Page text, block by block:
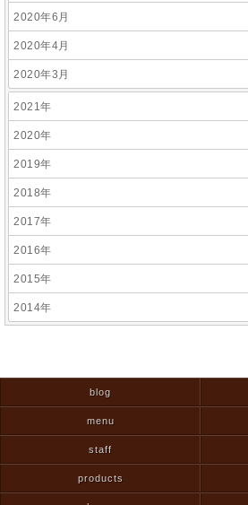
2020年6月
2020年4月
2020年3月
2021年
2020年
2019年
2018年
2017年
2016年
2015年
2014年
blog
menu
staff
products